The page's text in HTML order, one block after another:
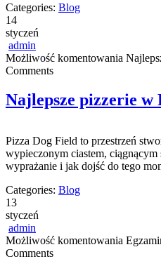
Categories: Blog
14
styczeń
admin
Możliwość komentowania
Comments
Najlepsze pizzerie w
Pizza Dog Field to przestrzeń
wypieczonym ciastem,
wyprażanie i jak dojść do tego
Categories: Blog
13
styczeń
admin
Możliwość komentowania
Comments